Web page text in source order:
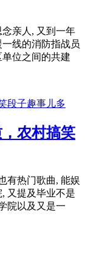
亲人, 又到一年
线的消防指战员
位之间的共建
农村搞笑
有热门歌曲, 能娱
又提及毕业不是
院以及又是一